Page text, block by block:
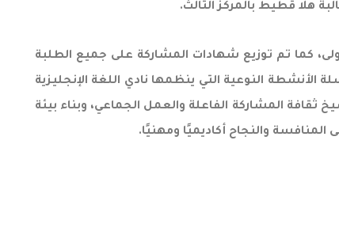
هلا قطيط بالمركز الثالث.
كما تم توزيع شهادات المشاركة على جميع الطلبة
النوعية التي ينظمها نادي اللغة الإنجليزية
ثقافة المشاركة الفاعلة والعمل الجماعي، وبناء بيئة
والنجاح أكاديميًا ومهنيًا.